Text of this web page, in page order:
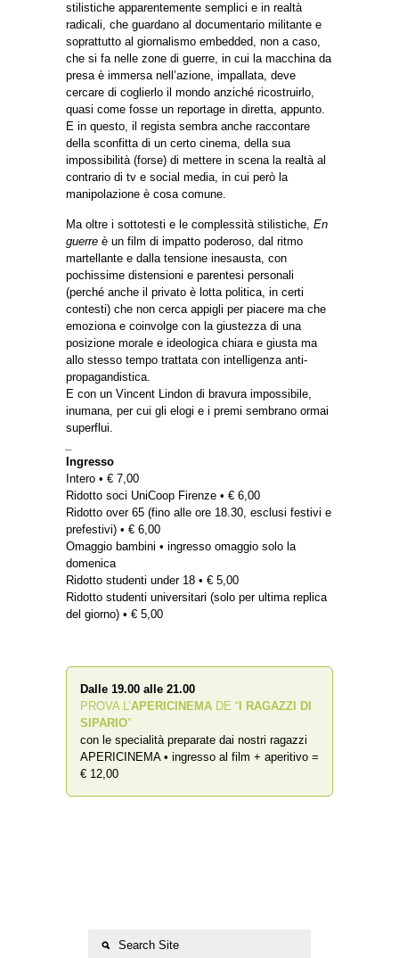
stilistiche apparentemente semplici e in realtà
radicali, che guardano al documentario militante e
soprattutto al giornalismo embedded, non a caso,
che si fa nelle zone di guerre, in cui la macchina da
presa è immersa nell’azione, impallata, deve
cercare di coglierlo il mondo anziché ricostruirlo,
quasi come fosse un reportage in diretta, appunto.
E in questo, il regista sembra anche raccontare
della sconfitta di un certo cinema, della sua
impossibilità (forse) di mettere in scena la realtà al
contrario di tv e social media, in cui però la
manipolazione è cosa comune.
Ma oltre i sottotesti e le complessità stilistiche, En
guerre è un film di impatto poderoso, dal ritmo
martellante e dalla tensione inesausta, con
pochissime distensioni e parentesi personali
(perché anche il privato è lotta politica, in certi
contesti) che non cerca appigli per piacere ma che
emoziona e coinvolge con la giustezza di una
posizione morale e ideologica chiara e giusta ma
allo stesso tempo trattata con intelligenza anti-
propagandistica.
E con un Vincent Lindon di bravura impossibile,
inumana, per cui gli elogi e i premi sembrano ormai
superflui.
Ingresso
Intero • € 7,00
Ridotto soci UniCoop Firenze • € 6,00
Ridotto over 65 (fino alle ore 18.30, esclusi festivi e
prefestivi) • € 6,00
Omaggio bambini • ingresso omaggio solo la
domenica
Ridotto studenti under 18 • € 5,00
Ridotto studenti universitari (solo per ultima replica
del giorno) • € 5,00
Dalle 19.00 alle 21.00
PROVA L’APERICINEMA DE “ I RAGAZZI DI
SIPARIO”
con le specialità preparate dai nostri ragazzi
APERICINEMA • ingresso al film + aperitivo =
€ 12,00